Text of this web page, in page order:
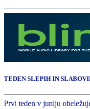
TEDEN SLEPIH IN
Prvi teden v juniju